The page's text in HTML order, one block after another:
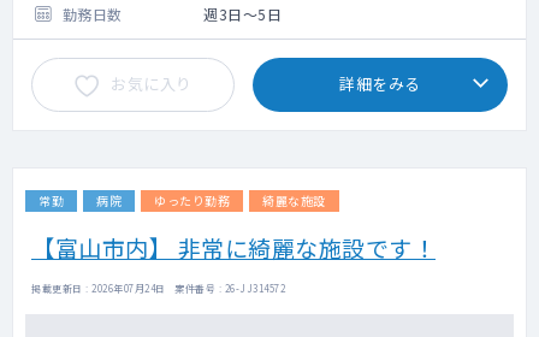
肌トラブルがあった際の診察・処方について
もマニュアル化されており、看護スタッフに
相談も可能です。
勤務日数 週3日～5日
お気に入り 詳細をみる
常勤 病院 ゆったり勤務 綺麗な施設
【富山市内】 非常に綺麗な施設です！
掲載更新日 : 2026年07月24日 案件番号 : 26-JJ314572